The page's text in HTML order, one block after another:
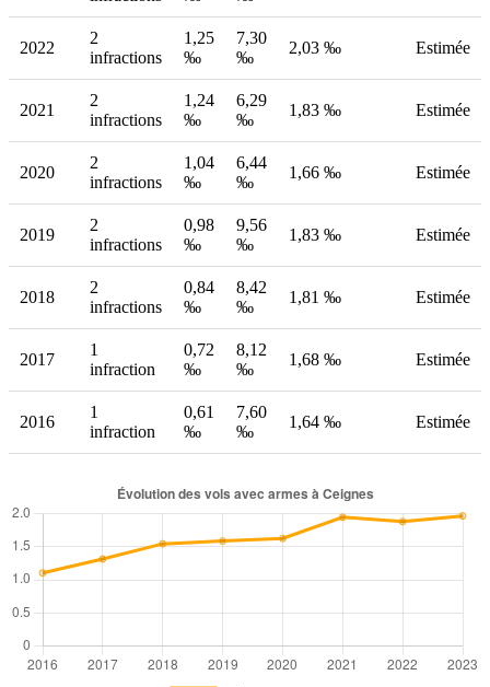
2022
2
infractions
1,25
‰
7,30
‰
2,03 ‰ Estimée
2021
2
infractions
1,24
‰
6,29
‰
1,83 ‰ Estimée
2020
2
infractions
1,04
‰
6,44
‰
1,66 ‰ Estimée
2019
2
infractions
0,98
‰
9,56
‰
1,83 ‰ Estimée
2018
2
infractions
0,84
‰
8,42
‰
1,81 ‰ Estimée
2017
1
infraction
0,72
‰
8,12
‰
1,68 ‰ Estimée
2016
1
infraction
0,61
‰
7,60
‰
1,64 ‰ Estimée